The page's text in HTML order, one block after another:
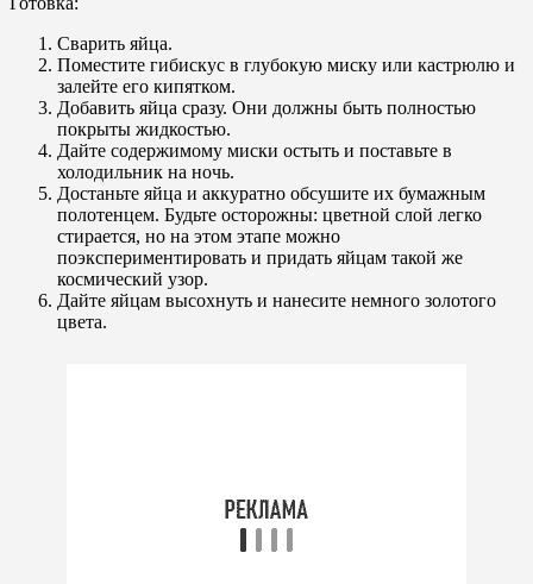
Сварить яйца.
Поместите гибискус в глубокую миску или кастрюлю и
залейте его кипятком.
Добавить яйца сразу. Они должны быть полностью
покрыты жидкостью.
Дайте содержимому миски остыть и поставьте в
холодильник на ночь.
Достаньте яйца и аккуратно обсушите их бумажным
полотенцем. Будьте осторожны: цветной слой легко
стирается, но на этом этапе можно
поэкспериментировать и придать яйцам такой же
космический узор.
Дайте яйцам высохнуть и нанесите немного золотого
цвета.